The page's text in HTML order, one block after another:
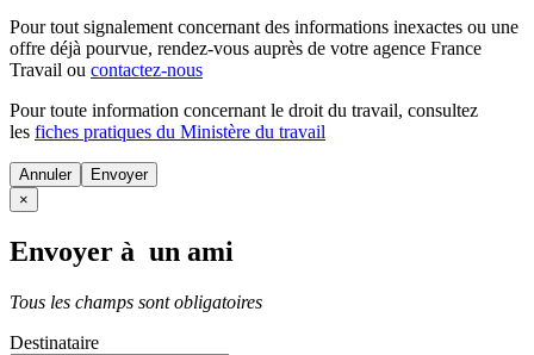
Pour tout signalement concernant des informations inexactes ou une
offre déjà pourvue, rendez-vous auprès de votre agence France
Travail ou contactez-nous
Pour toute information concernant le droit du travail, consultez
les fiches pratiques du Ministère du travail
Annuler
×
Envoyer à un ami
Tous les champs sont obligatoires
Destinataire